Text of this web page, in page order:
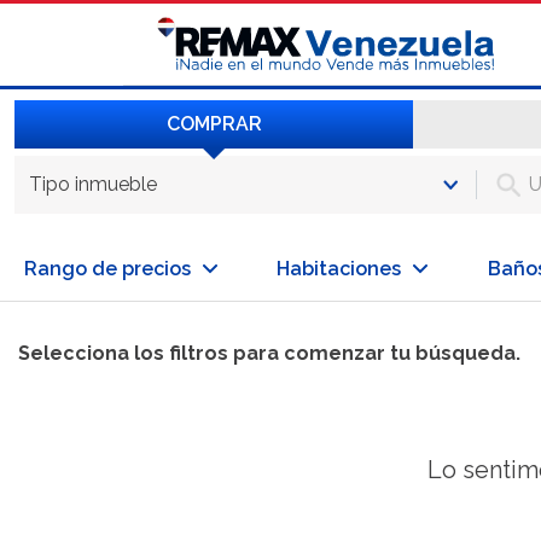
COMPRAR
Tipo inmueble
Rango de precios Habitaciones
Selecciona los filtros para comenzar tu búsqueda.
Lo